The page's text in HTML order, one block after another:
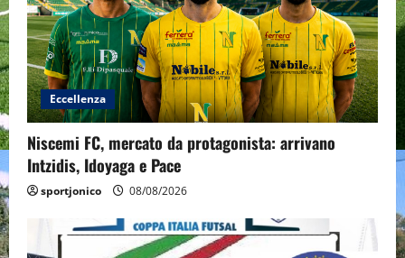
Eccellenza
Niscemi FC, mercato da protagonista: arrivano
Intzidis, Idoyaga e Pace
sportjonico 08/08/2026